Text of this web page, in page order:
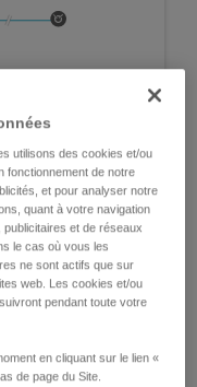
:
sont indépendants de
et permettent
situation à une
utilisons des cookies et/ou
fonctionnement de notre
et pour analyser notre
quant à votre navigation
et de réseaux
le cas où vous les
ne sont actifs que sur
web. Les cookies et/ou
pendant toute votre
en cliquant sur le lien «
de page du Site.